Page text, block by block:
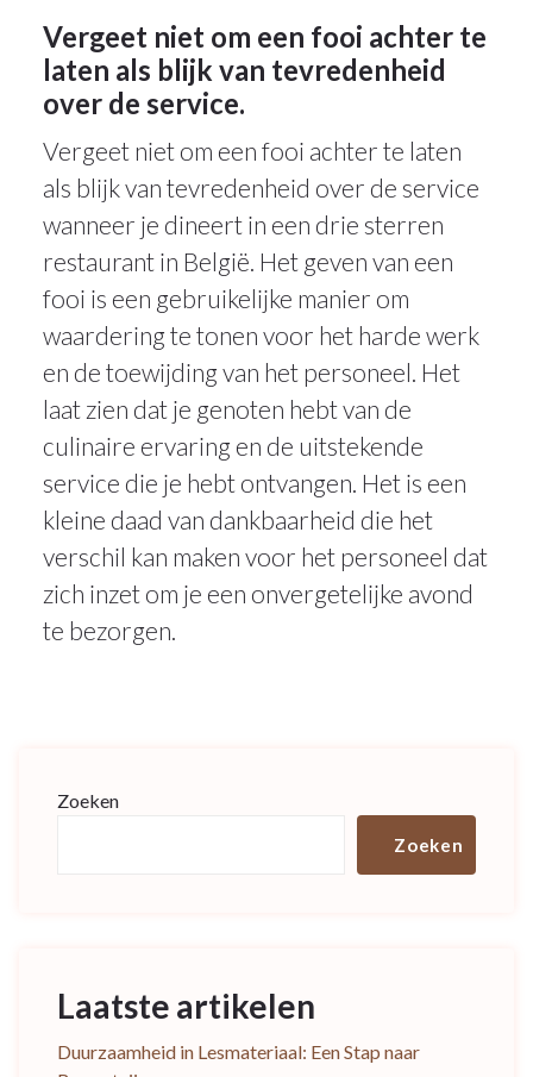
Vergeet niet om een fooi achter te
laten als blijk van tevredenheid
over de service.
Vergeet niet om een fooi achter te laten
als blijk van tevredenheid over de service
wanneer je dineert in een drie sterren
restaurant in België. Het geven van een
fooi is een gebruikelijke manier om
waardering te tonen voor het harde werk
en de toewijding van het personeel. Het
laat zien dat je genoten hebt van de
culinaire ervaring en de uitstekende
service die je hebt ontvangen. Het is een
kleine daad van dankbaarheid die het
verschil kan maken voor het personeel dat
zich inzet om je een onvergetelijke avond
te bezorgen.
Zoeken
Zoeken
Laatste artikelen
Duurzaamheid in Lesmateriaal: Een Stap naar